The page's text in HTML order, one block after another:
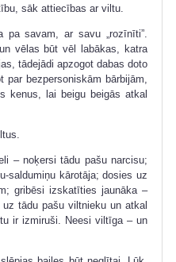
sāk attiecības ar viltu.
savam, ar savu „rozīnīti”.
vēlas būt vēl labākas, katra
tādejādi apzogot dabas doto
bezpersoniskām bārbijām,
kenus, lai beigu beigās atkal
– noķersi tādu pašu narcisu;
saldumiņu kārotāja; dosies uz
gribēsi izskatīties jaunāka –
tādu pašu viltnieku un atkal
ir izmiruši. Neesi viltīga – un